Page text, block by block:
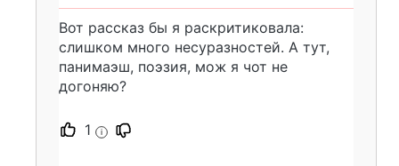
Вот рассказ бы я раскритиковала:
слишком много несуразностей. А тут,
панимаэш, поэзия, мож я чот не
догоняю?
1 i